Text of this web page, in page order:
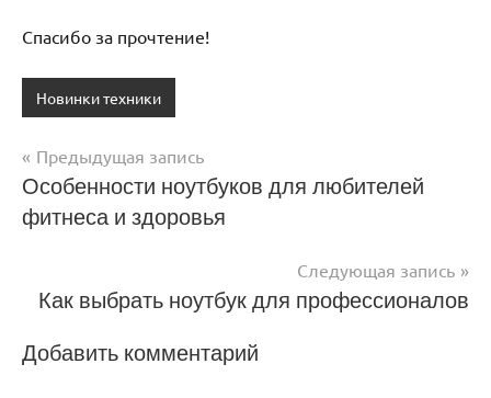
Спасибо за прочтение!
Новинки техники
Навигация
по
Предыдущая запись
Особенности ноутбуков для любителей
фитнеса и здоровья
Следующая запись
Как выбрать ноутбук для профессионалов
Добавить комментарий